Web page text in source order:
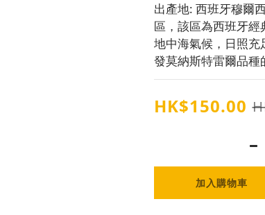
出產地: 西班牙穆爾
區，該區為西班牙
地中海氣候，日照
發莫納斯特雷爾品種
HK$150.00
加入購物車